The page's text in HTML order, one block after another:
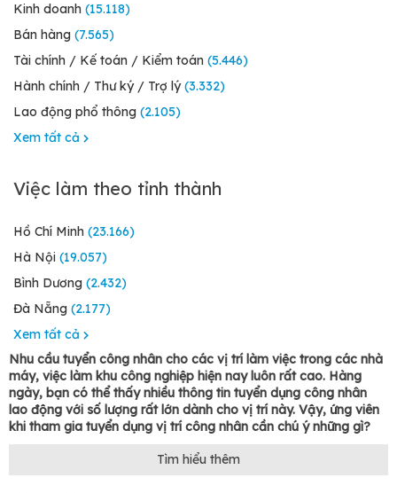
Kinh doanh (15.118)
Bán hàng (7.565)
Tài chính / Kế toán / Kiểm toán (5.446)
Hành chính / Thư ký / Trợ lý (3.332)
Lao động phổ thông (2.105)
Xem tất cả
Việc làm theo tỉnh thành
Hồ Chí Minh (23.166)
Hà Nội (19.057)
Bình Dương (2.432)
Đà Nẵng (2.177)
Xem tất cả
Nhu cầu tuyển công nhân cho các vị trí làm việc trong các nhà
máy, việc làm khu công nghiệp hiện nay luôn rất cao. Hàng
ngày, bạn có thể thấy nhiều thông tin tuyển dụng công nhân
lao động với số lượng rất lớn dành cho vị trí này. Vậy, ứng viên
khi tham gia tuyển dụng vị trí công nhân cần chú ý những gì?
Công việc của công nhân là gì?
Tìm hiểu thêm